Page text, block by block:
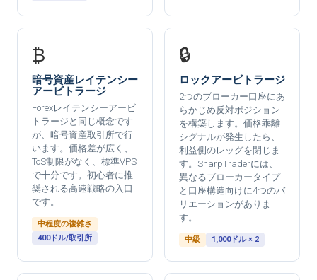
₿
暗号資産レイテンシー
アービトラージ
Forexレイテンシーアービ
トラージと同じ概念です
が、暗号資産取引所で行
います。価格差が広く、
ToS制限がなく、標準VPS
で十分です。初心者に推
奨される高速戦略の入口
です。
中程度の複雑さ
400ドル/取引所
🔒
ロックアービトラージ
2つのブローカー口座にあ
らかじめ反対ポジション
を構築します。価格乖離
シグナルが発生したら、
利益側のレッグを閉じま
す。SharpTraderには、
異なるブローカータイプ
と口座構造向けに4つのバ
リエーションがありま
す。
中級 1,000ドル × 2